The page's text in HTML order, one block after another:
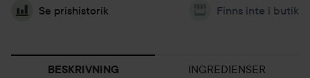
Se prishistorik Finns inte i butik
BESKRIVNING INGREDIENSER